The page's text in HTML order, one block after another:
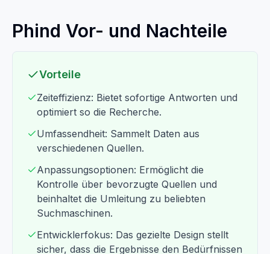
Phind Vor- und Nachteile
Vorteile
Zeiteffizienz: Bietet sofortige Antworten und
optimiert so die Recherche.
Umfassendheit: Sammelt Daten aus
verschiedenen Quellen.
Anpassungsoptionen: Ermöglicht die
Kontrolle über bevorzugte Quellen und
beinhaltet die Umleitung zu beliebten
Suchmaschinen.
Entwicklerfokus: Das gezielte Design stellt
sicher, dass die Ergebnisse den Bedürfnissen